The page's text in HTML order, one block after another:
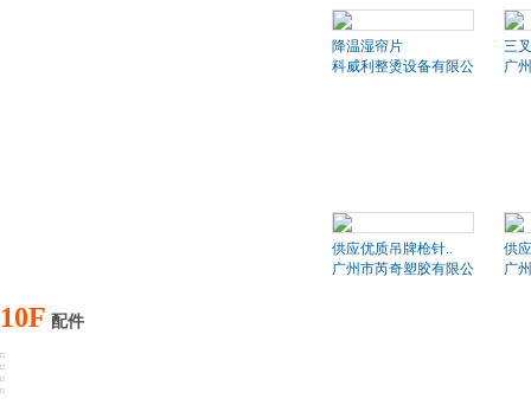
降温湿帘片
科威利整烫设备有限公司
三
广
供应优质吊牌枪针..
广州市芮奇塑胶有限公司
供
广
10F 配件